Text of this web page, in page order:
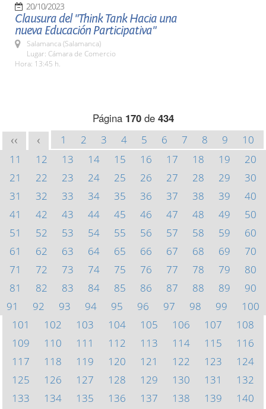
20/10/2023
Clausura del "Think Tank Hacia una
nueva Educación Participativa"
Salamanca (Salamanca)
Lugar: Cámara de Comercio
Hora: 13:45 h.
Página 170de 434
<< < 1 2 3 4 5 6 7 8 9
10
11
12 13 14 15 16 17 18 19
20
21
22 23 24 25 26 27 28 29
30
31
32 33 34 35 36 37 38 39
40
41
42 43 44 45 46 47 48 49
50
51
52 53 54 55 56 57 58 59
60
61
62 63 64 65 66 67 68 69
70
71
72 73 74 75 76 77 78 79
80
81
82 83 84 85 86 87 88 89
90
91
92 93 94 95 96 97 98 99
100
101
102 103 104 105 106 107
108
109
110 111 112 113 114 115
116
117
118 119 120 121 122 123
124
125
126 127 128 129 130 131
132
133
134 135 136 137 138 139
140